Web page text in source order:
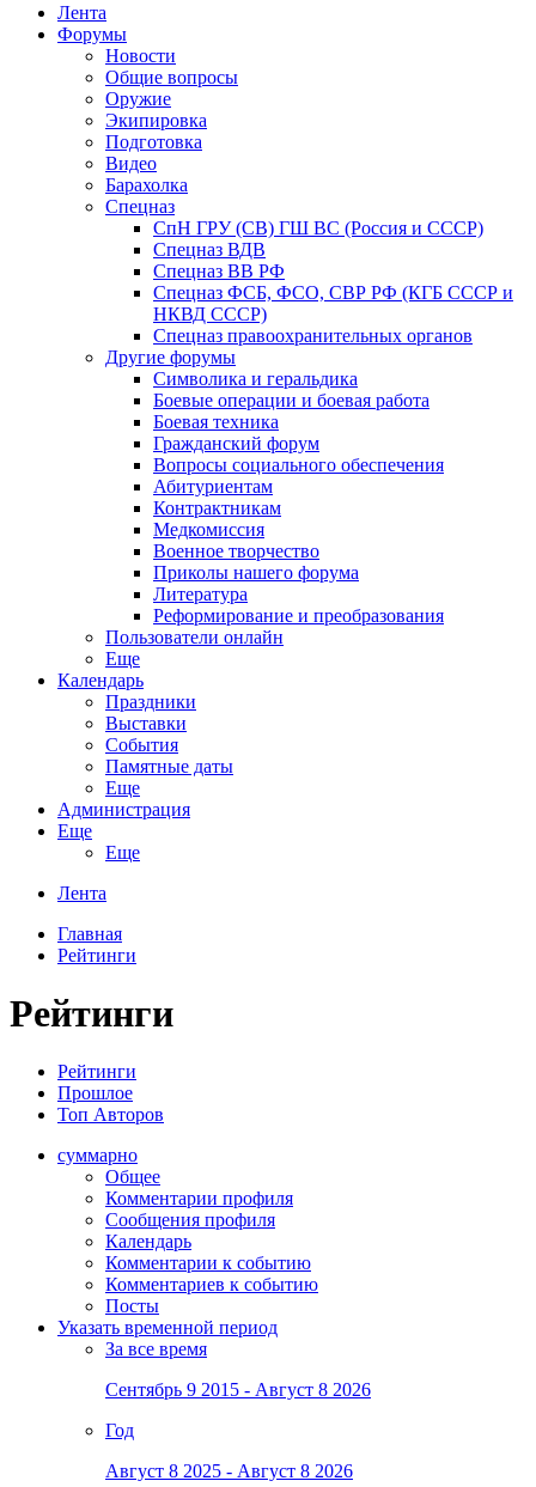
Лента
Форумы
Новости
Общие вопросы
Оружие
Экипировка
Подготовка
Видео
Барахолка
Спецназ
СпН ГРУ (СВ) ГШ ВС (Россия и СССР)
Спецназ ВДВ
Спецназ ВВ РФ
Спецназ ФСБ, ФСО, СВР РФ (КГБ СССР и
НКВД СССР)
Спецназ правоохранительных органов
Другие форумы
Символика и геральдика
Боевые операции и боевая работа
Боевая техника
Гражданский форум
Вопросы социального обеспечения
Абитуриентам
Контрактникам
Медкомиссия
Военное творчество
Приколы нашего форума
Литература
Реформирование и преобразования
Пользователи онлайн
Еще
Календарь
Праздники
Выставки
События
Памятные даты
Еще
Администрация
Еще
Еще
Лента
Главная
Рейтинги
Рейтинги
Рейтинги
Прошлое
Топ Авторов
суммарно
Общее
Комментарии профиля
Сообщения профиля
Календарь
Комментарии к событию
Комментариев к событию
Посты
Указать временной период
За все время
Сентябрь 9 2015 - Август 8 2026
Год
Август 8 2025 - Август 8 2026